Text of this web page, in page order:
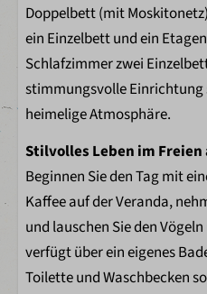
Badezimmer
Dusche
Toilette im Badezimmer
Außenbereich
Holzveranda
Lounge-Set mit Kissen
Kinder
Bingo
Doppelbett (mit
ein Einzelbett und ein
Schlafzimmer zwei
stimmungsvolle Einrichtung
heimelige Atmosphäre.
Stilvolles Leben im Freien
Beginnen Sie den Tag mit
Kaffee auf der Veranda,
und lauschen Sie den
verfügt über ein eigenes
Toilette und Waschbecken